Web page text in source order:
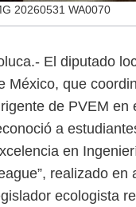
20260531 WA0070
El diputado
México, que
de PVEM en
a
en
realizado
ecologista